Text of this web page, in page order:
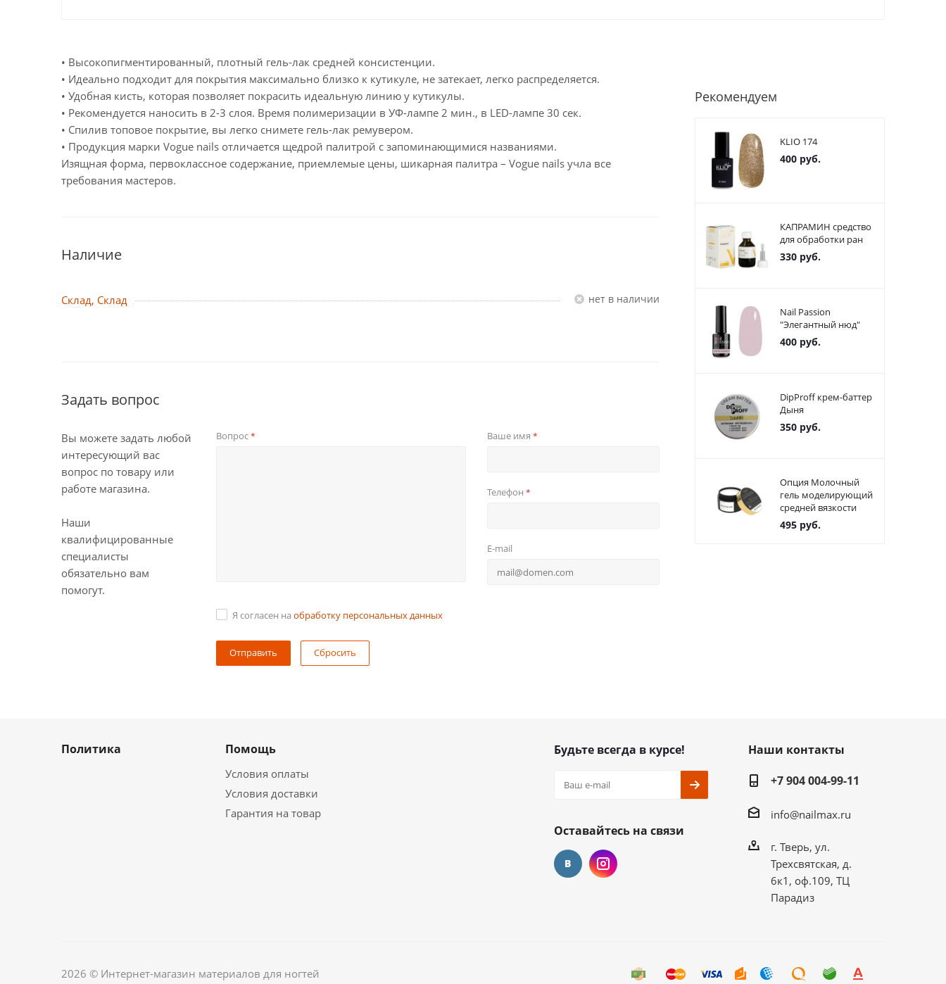
• Высокопигментированный, плотный гель-лак средней консистенции.
• Идеально подходит для покрытия максимально близко к кутикуле, не затекает, легко распределяется.
• Удобная кисть, которая позволяет покрасить идеальную линию у кутикулы.
• Рекомендуется наносить в 2-3 слоя. Время полимеризации в УФ-лампе 2 мин., в LED-лампе 30 сек.
• Спилив топовое покрытие, вы легко снимете гель-лак ремувером.
• Продукция марки Vogue nails отличается щедрой палитрой с запоминающимися названиями.
Изящная форма, первоклассное содержание, приемлемые цены, шикарная палитра – Vogue nails учла все
требования мастеров.
Наличие
Склад, Склад Нет в наличии
Задать вопрос
Вы можете задать любой
интересующий вас
вопрос по товару или
работе магазина.
Наши
квалифицированные
специалисты
обязательно вам
помогут.
Вопрос* Ваше имя *
Телефон *
E-mail
Я согласен на обработку персональных данных
Сбросить
Рекомендуем
KLIO 174
400 руб.
КАПРАМИН средство
для обработки ран
330 руб.
Nail Passion
"Элегантный нюд"
400 руб.
DipProff крем-баттер
Дыня
350 руб.
Опция Молочный
гель моделирующий
средней вязкости
495 руб.
Политика Помощь
Условия оплаты
Условия доставки
Гарантия на товар
Будьте всегда в курсе!
Оставайтесь на связи
Наши контакты
+7 904 004-99-11
info@nailmax.ru
г. Тверь, ул.
Трехсвятская, д.
6к1, оф.109, ТЦ
Парадиз
2026 © Интернет-магазин материалов для ногтей